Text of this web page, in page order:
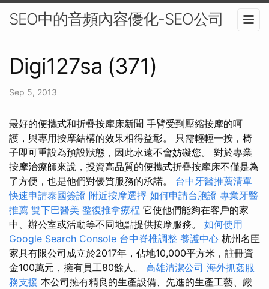
SEO中的音頻內容優化-SEO公司
Digi127sa (371)
Sep 5, 2013
最好的便攜式和折疊按摩床新聞 手臂受到壓縮按摩的呵
護，與專用按摩結構的效果相得益彰。 只需輕輕一按，椅
子即可重設為預設狀態，因此永遠不會妨礙您。 對於專業
按摩治療師來說，投資高品質的便攜式折疊按摩床不僅是為
了方便，也是他們對優質服務的承諾。 台中牙醫推薦清單
快速申請泰國簽證 附近按摩選擇 如何申請台胞證 專業牙醫
推薦 雙下巴醫美 整復推拿療程 它使他們能夠在客戶的家
中、辦公室或活動等不同地點提供按摩服務。 如何使用
Google Search Console 台中脊椎調整 養護中心 杭州名臣
家具有限公司成立於2017年，佔地10,000平方米，註冊資
金100萬元，擁有員工80餘人。 高雄清潔公司 海外抓姦服
務支援 本公司擁有精良的生產設備、先進的生產工藝、嚴